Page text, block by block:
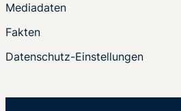
Mediadaten
Fakten
Datenschutz-Einstellungen